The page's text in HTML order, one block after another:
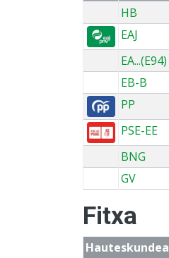
HB
EAJ
EA...(E94)
EB-B
PP
PSE-EE
BNG
GV
Fitxa
Hauteskundea